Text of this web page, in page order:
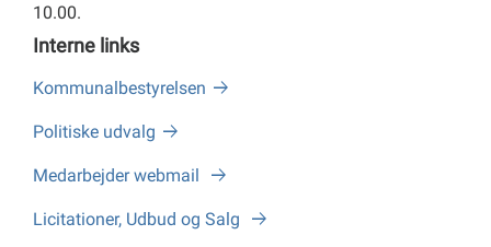
10.00.
Interne links
Kommunalbestyrelsen
Politiske udvalg
Medarbejder webmail
Licitationer, Udbud og Salg